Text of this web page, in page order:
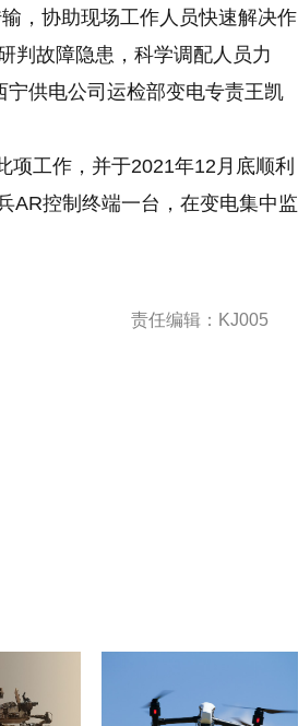
，协助现场工作人员快速解决作
判故障隐患，科学调配人员力
宁供电公司运检部变电专责王凯
工作，并于2021年12月底顺利
AR控制终端一台，在变电集中监
责任编辑：KJ005